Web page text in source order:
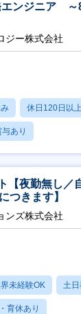
エンジニア ～
ジー株式会社
休日120日以上
与あり
【夜勤無し／
つきます】
ンズ株式会社
未経験OK 土
育休あり